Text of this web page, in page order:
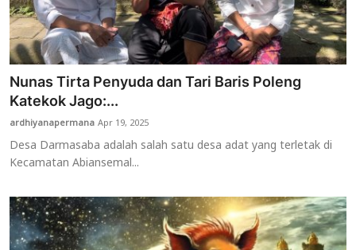
Nunas Tirta Penyuda dan Tari Baris Poleng
Katekok Jago:...
ardhiyanapermanaApr 19, 2025
Desa Darmasaba adalah salah satu desa adat yang terletak di
Kecamatan Abiansemal...